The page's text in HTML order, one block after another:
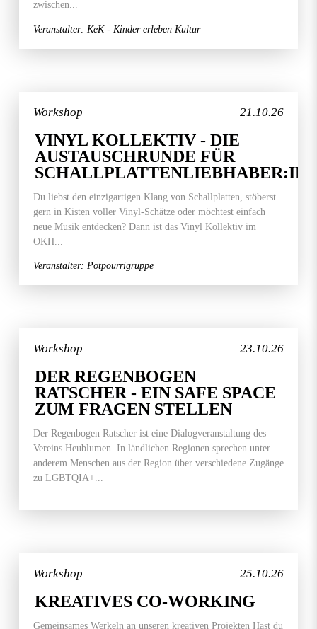
zwischen...
Veranstalter: KeK - Kinder erleben Kultur
21.10.26
Workshop
VINYL KOLLEKTIV - DIE
AUSTAUSCHRUNDE FÜR
Du liebst den einzigartigen Klang von Schallplatten, stöberst
gern in Kisten voller Vinyl-Schätze oder möchtest einfach
neue Musik entdecken? Dann ist das Vinyl Kollektiv im
OKH...
Veranstalter: Potpourrigruppe
23.10.26
Workshop
DER REGENBOGEN
RATSCHER - EIN SAFE SPACE
ZUM FRAGEN STELLEN
Der Regenbogen Ratscher ist eine Dialogveranstaltung des
Vereins Heublumen. In ländlichen Regionen sprechen unter
anderem Menschen aus der Region über verschiedene Zugänge
zu LGBTQIA+...
25.10.26
Workshop
KREATIVES CO-WORKING
Gemeinsames Werkeln an unseren kreativen Projekten Hast du